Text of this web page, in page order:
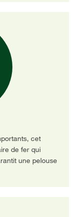
cet
de fer qui
une pelouse